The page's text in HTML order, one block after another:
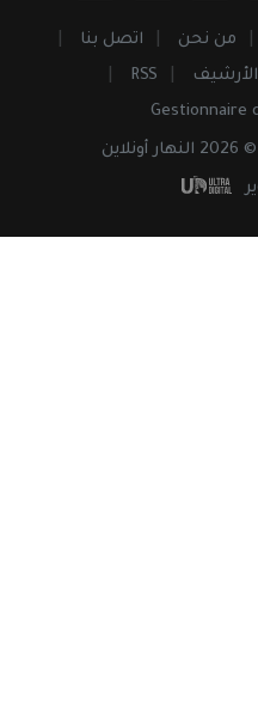
من نحن
اتصل بنا
الأرشيف
RSS
Gestionnaire